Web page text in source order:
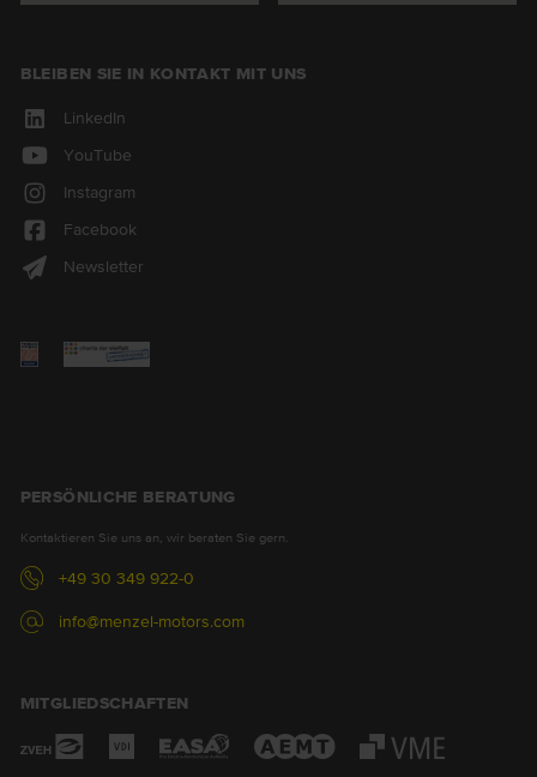
BLEIBEN SIE IN KONTAKT MIT UNS
LinkedIn
YouTube
Instagram
Facebook
Newsletter
PERSÖNLICHE BERATUNG
Kontaktieren Sie uns an, wir beraten Sie gern.
+49 30 349 922-0
info@menzel-motors.com
MITGLIEDSCHAFTEN